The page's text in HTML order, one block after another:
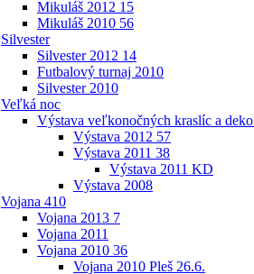
Mikuláš 2012 15
Mikuláš 2010 56
Silvester
Silvester 2012 14
Futbalový turnaj 2010
Silvester 2010
Veľká noc
Výstava veľkonočných kraslíc a
Výstava 2012 57
Výstava 2011 38
Výstava 2011 KD
Výstava 2008
Vojana 410
Vojana 2013 7
Vojana 2011
Vojana 2010 36
Vojana 2010 Pleš 26.6.